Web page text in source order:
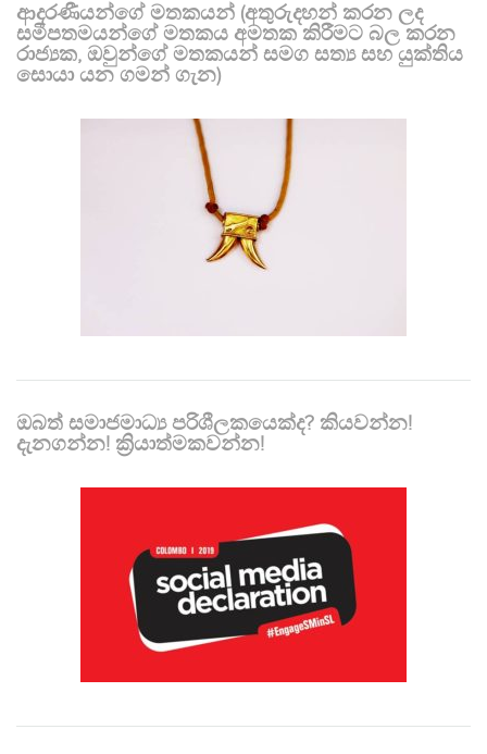
ආදරණීයන්ගේ මතකයන් (අතුරුදහන් කරන ලද
සමීපතමයන්ගේ මතකය අමතක කිරීමට බල කරන
රාජ්‍යක, ඔවුන්ගේ මතකයන් සමග සත්‍ය සහ යුක්තිය
සොයා යන ගමන් ගැන)
ඔබත් සමාජමාධ්‍ය පරිශීලකයෙක්ද? කියවන්න!
දැනගන්න! ක්‍රියාත්මකවන්න!